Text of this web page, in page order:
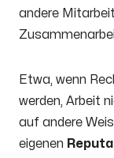
andere
Etwa, wenn
werden, Arbeit
auf andere
eigenen